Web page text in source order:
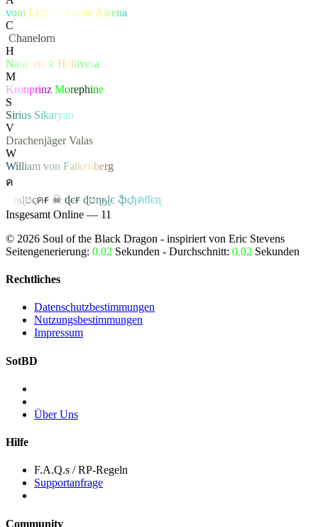
vom Lich eküsste Aleena
C
Chanelorn
H
Naraveri ᛟ Hellivesa
M
Kronprinz Morephine
S
Sirius Sikaryan
V
Drachenjäger Valas
W
William von Falkenberg
ค
ɳɖטςคꞧ ☠ ɖєꞧ ɖטɳӄɭє ֆςђคƭƭєɳ
Insgesamt Online — 11
© 2026 Soul of the Black Dragon - inspiriert von Eric Stevens
Seitengenerierung: 0.02 Sekunden - Durchschnitt: 0.02 Sekunden
Rechtliches
Datenschutzbestimmungen
Nutzungsbestimmungen
Impressum
SotBD
Über Uns
Hilfe
F.A.Q.s / RP-Regeln
Supportanfrage
Community